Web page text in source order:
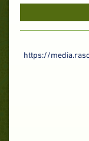
https://